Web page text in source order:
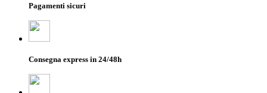
Pagamenti sicuri
Consegna express in 24/48h